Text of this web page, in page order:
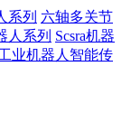
系列 六轴多关节
人系列 Scsra机器
业机器人智能传